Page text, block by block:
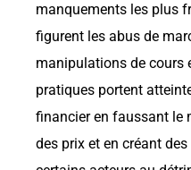
manquements les plus
figurent les abus de
manipulations de cours
pratiques portent
financier en faussant le
des prix et en créant